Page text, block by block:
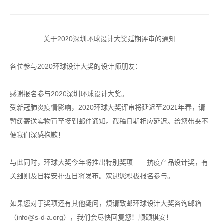
关于2020深圳环球设计大奖延期评审的通知
各位参与2020环球设计大奖的设计师朋友：
感谢报名参与2020深圳环球设计大奖。
受新冠肺炎疫情影响，2020环球大奖评审将延迟至2021年春，请
暂缓寄送实物直至接到邮件通知。截稿日期相应延迟。给您带来不
便我们深感抱歉！
与此同时，环球大奖今年将推出特别奖项——抗疫产品设计奖，有
关细则及日程安排近日将发布。欢迎您积极报名参与。
如果您对于奖项还有其他疑问，烦请致邮环球设计大奖咨询邮箱
（info@s-d-a.org），我们会尽快回复您！顺颂祺安！